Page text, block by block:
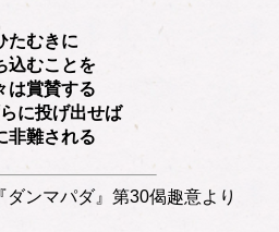
たむきに
込むことを
は賞賛する
に投げ出せば
非難される
ンマパダ』第30偈趣意より